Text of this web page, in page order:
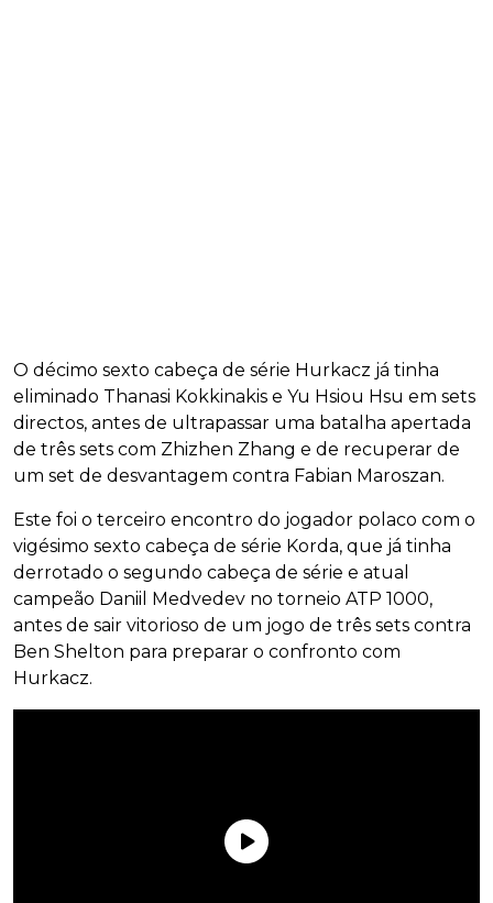
O décimo sexto cabeça de série Hurkacz já tinha
eliminado Thanasi Kokkinakis e Yu Hsiou Hsu em sets
directos, antes de ultrapassar uma batalha apertada
de três sets com Zhizhen Zhang e de recuperar de
um set de desvantagem contra Fabian Maroszan.
Este foi o terceiro encontro do jogador polaco com o
vigésimo sexto cabeça de série Korda, que já tinha
derrotado o segundo cabeça de série e atual
campeão Daniil Medvedev no torneio ATP 1000,
antes de sair vitorioso de um jogo de três sets contra
Ben Shelton para preparar o confronto com
Hurkacz.